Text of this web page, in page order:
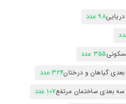
98 عدد
355 عدد
گیاهان و درختان324 عدد
سه بعدی ساختمان مرتفع107 عدد